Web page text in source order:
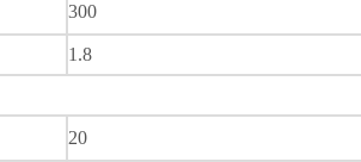
300
1.8
20